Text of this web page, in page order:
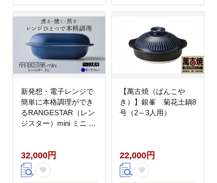
新発想・電子レンジで
簡単に本格調理ができ
るRANGESTAR（レン
ジスター）mini ミニ ダ
簡単 簡単調理 時短調理
耐熱容器 器 調理器具
32,000円
【萬古焼（ばんこや
き）】銀峯 菊花土鍋8
号（2～3人用）
22,000円